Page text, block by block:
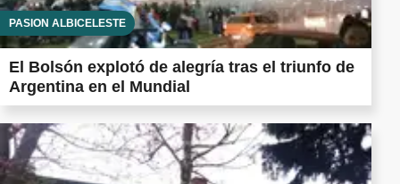
PASIÓN ALBICELESTE
El Bolsón explotó de alegría tras el triunfo de
Argentina en el Mundial